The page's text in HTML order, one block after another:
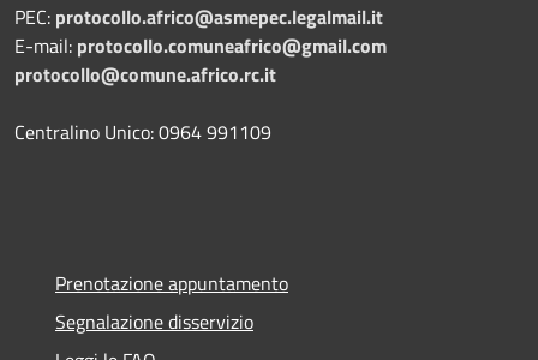
PEC: protocollo.africo@asmepec.legalmail.it
E-mail: protocollo.comuneafrico@gmail.com
protocollo@comune.africo.rc.it
Centralino Unico: 0964 991109
Prenotazione appuntamento
Segnalazione disservizio